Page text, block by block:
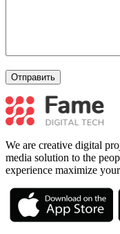
We are creative digital
media solution to the
experience maximize